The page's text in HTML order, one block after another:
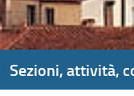
Sezioni, attività,